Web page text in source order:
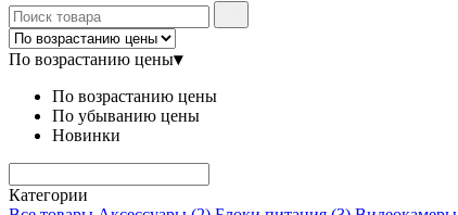
По возрастанию цены▾
По возрастанию цены
По убыванию цены
Новинки
Категории